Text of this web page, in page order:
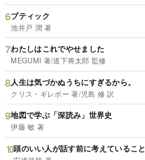
ブティック
池井戸 潤 著
わたしはこれでやせました
MEGUMI 著/道下将太郎 監修
人生は気づかぬうちにすぎるから。
クリス・ギレボー 著/児島 修 訳
地図で学ぶ「深読み」世界史
伊藤 敏 著
頭のいい人が話す前に考えていること